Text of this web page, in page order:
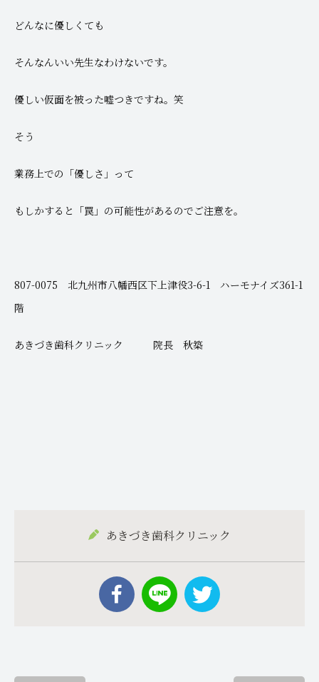
どんなに優しくても
そんなんいい先生なわけないです。
優しい仮面を被った嘘つきですね。笑
そう
業務上での「優しさ」って
もしかすると「罠」の可能性があるのでご注意を。
807-0075 北九州市八幡西区下上津役3-6-1 ハーモナイズ361-1
階
あきづき歯科クリニック 院長 秋築
あきづき歯科クリニック